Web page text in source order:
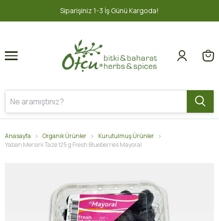
1-3 İş Günü Kargoda! 1 2
Anasayfa Organik Ürünler
Kurutulmuş Ürünler
Yaban Mersini Taze 125 g Fresh Blueberries Mayoral